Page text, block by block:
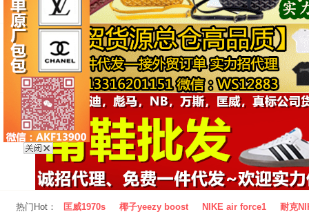
热门Hot： 匡威1970s 椰子yeezy boost NIKE air force1 耐克